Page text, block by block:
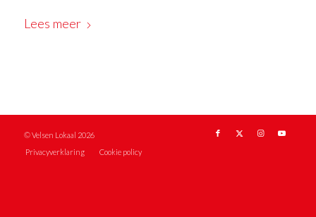
Lees meer
© Velsen Lokaal 2026
Privacyverklaring
Cookie policy